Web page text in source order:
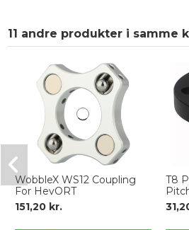
11 andre produkter i samme
WobbleX WS12 Coupling
For HevORT
151,20 kr.
T8